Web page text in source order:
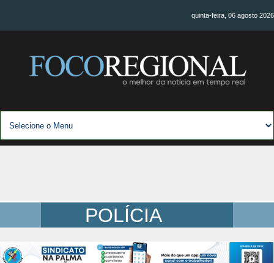
quinta-feira, 06 agosto 2026
POLÍCIA